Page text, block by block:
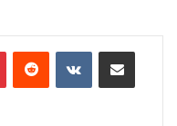
PinterestReddit VKontakteShare via Email